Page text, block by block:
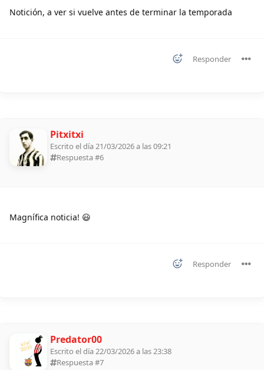
Notición, a ver si vuelve antes de terminar la temporada
Responder
Pitxitxi
Escrito el día 21/03/2026 a las 09:21
Respuesta #6
Magnífica noticia! 😃
Responder
Predator00
Escrito el día 22/03/2026 a las 23:38
Respuesta #7